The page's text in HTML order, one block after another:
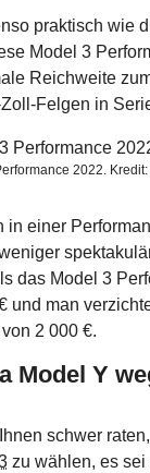
praktisch wie
Model 3
Reichweite
Felgen in
2022.
in einer
das Model 3
und man
2 000 €.
Model Y
schwer raten,
zu wählen, es